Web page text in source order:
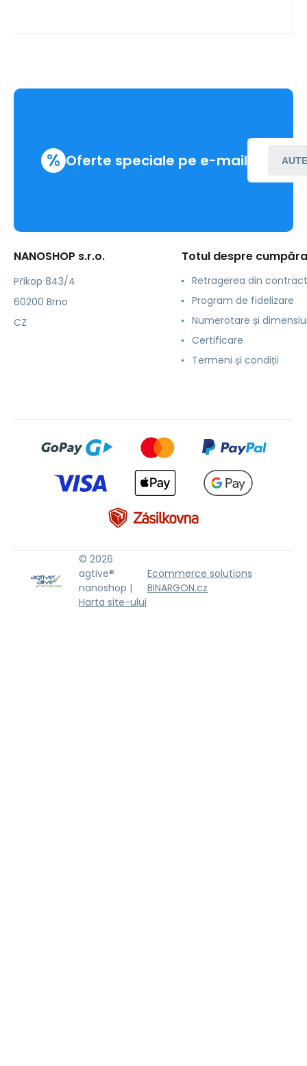
% Oferte speciale pe e-mail
NANOSHOP s.r.o.
Příkop 843/4
60200 Brno
CZ
Totul despre
Retragerea din contract
Program de fidelizare
Numerotare și
Certificare
Termeni și condiții
© 2026
agtive®
nanoshop |
Harta site-ului
Ecommerce solutions
BINARGON.cz